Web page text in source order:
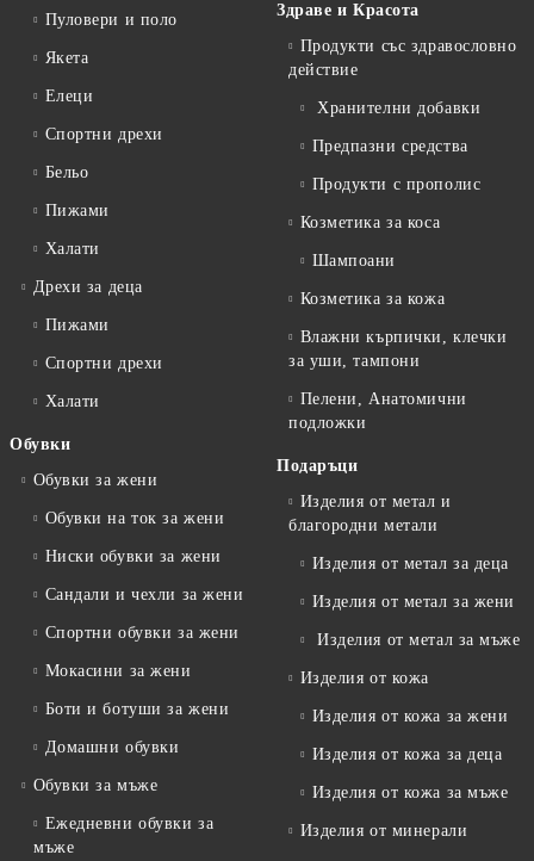
Пуловери и поло
Якета
Елеци
Спортни дрехи
Бельо
Пижами
Халати
Дрехи за деца
Пижами
Спортни дрехи
Халати
Обувки
Обувки за жени
Обувки на ток за жени
Ниски обувки за жени
Сандали и чехли за жени
Спортни обувки за жени
Мокасини за жени
Боти и ботуши за жени
Домашни обувки
Обувки за мъже
Ежедневни обувки за
мъже
Здраве и Красота
Продукти със здравословно
действие
Хранителни добавки
Предпазни средства
Продукти с прополис
Козметика за коса
Шампоани
Козметика за кожа
Влажни кърпички, клечки
за уши, тампони
Пелени, Анатомични
подложки
Подаръци
Изделия от метал и
благородни метали
Изделия от метал за деца
Изделия от метал за жени
Изделия от метал за мъже
Изделия от кожа
Изделия от кожа за жени
Изделия от кожа за деца
Изделия от кожа за мъже
Изделия от минерали